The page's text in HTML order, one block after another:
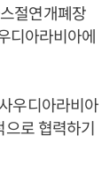
절연개폐장
디아라비아에
우디아라비아
로 협력하기